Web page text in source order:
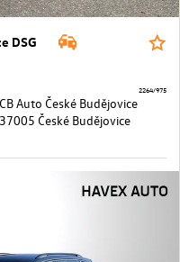
DSG
CB Auto České Budějovice
37005 České Budějovice
2264/975